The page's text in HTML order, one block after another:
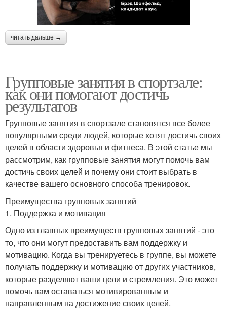
читать дальше →
Групповые занятия в спортзале:
как они помогают достичь
результатов
Групповые занятия в спортзале становятся все более
популярными среди людей, которые хотят достичь своих
целей в области здоровья и фитнеса. В этой статье мы
рассмотрим, как групповые занятия могут помочь вам
достичь своих целей и почему они стоит выбрать в
качестве вашего основного способа тренировок.
Преимущества групповых занятий
1. Поддержка и мотивация
Одно из главных преимуществ групповых занятий - это
то, что они могут предоставить вам поддержку и
мотивацию. Когда вы тренируетесь в группе, вы можете
получать поддержку и мотивацию от других участников,
которые разделяют ваши цели и стремления. Это может
помочь вам оставаться мотивированным и
направленным на достижение своих целей.